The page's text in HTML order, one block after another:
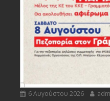
6 Αυγούστου 2026